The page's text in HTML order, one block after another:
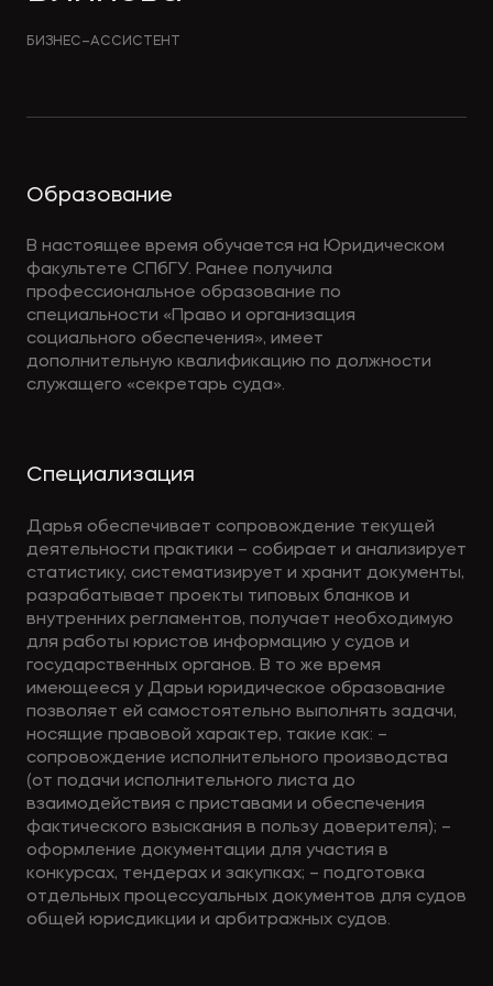
БИЗНЕС–АССИСТЕНТ
Образование
В настоящее время обучается на Юридическом
факультете СПбГУ. Ранее получила
профессиональное образование по
специальности «Право и организация
социального обеспечения», имеет
дополнительную квалификацию по должности
служащего «секретарь суда».
Cпециализация
Дарья обеспечивает сопровождение текущей
деятельности практики – собирает и анализирует
статистику, систематизирует и хранит документы,
разрабатывает проекты типовых бланков и
внутренних регламентов, получает необходимую
для работы юристов информацию у судов и
государственных органов. В то же время
имеющееся у Дарьи юридическое образование
позволяет ей самостоятельно выполнять задачи,
носящие правовой характер, такие как: –
сопровождение исполнительного производства
(от подачи исполнительного листа до
взаимодействия с приставами и обеспечения
фактического взыскания в пользу доверителя); –
оформление документации для участия в
конкурсах, тендерах и закупках; – подготовка
отдельных процессуальных документов для судов
общей юрисдикции и арбитражных судов.